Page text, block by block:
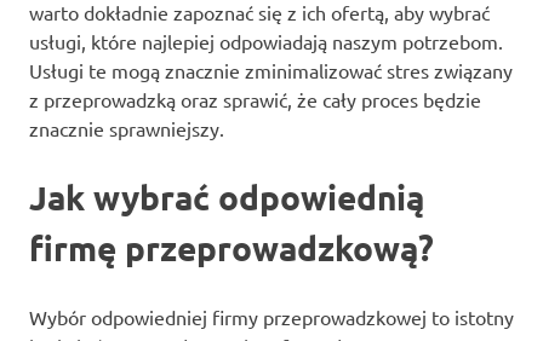
warto dokładnie zapoznać się z ich ofertą, aby wybrać
usługi, które najlepiej odpowiadają naszym potrzebom.
Usługi te mogą znacznie zminimalizować stres związany
z przeprowadzką oraz sprawić, że cały proces będzie
znacznie sprawniejszy.
Jak wybrać odpowiednią
firmę przeprowadzkową?
Wybór odpowiedniej firmy przeprowadzkowej to istotny